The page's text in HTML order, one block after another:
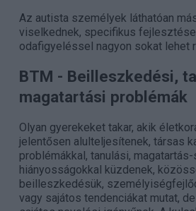
Az autista személyek láthatóan
viselkednek, specifikus
odafigyeléssel nagyon sokat lehet
BTM - Beilleszkedési,
magatartási problémák
Olyan gyerekeket takar, akik
jelentősen alulteljesítenek, társas
problémákkal, tanulási,
hiányosságokkal küzdenek,
beilleszkedésük,
vagy sajátos tendenciákat mutat,